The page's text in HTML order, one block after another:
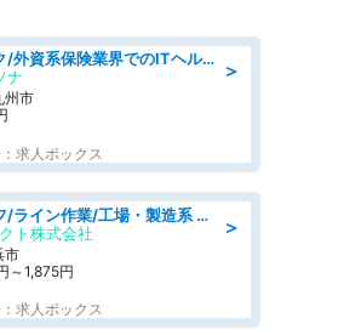
＞
ヘルプデスク/外資系保険業界でのITヘルプデスク業務/駅近/即日勤務可/ヘルプデスク
ナ
州市
求人ボックス
＞
製造スタッフ/ライン作業/工場・製造系 エンジン部品の機械加工/未経験可/昼食代無料
ト株式会社
市
～1,875円
求人ボックス